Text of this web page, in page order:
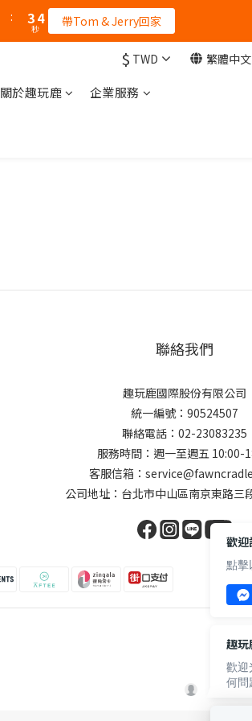
:
3
2
4
3
0
秒 帶Tom & Jerry回家
$ TWD 繁體中文
關於趣玩鹿
企業服務
聯絡我們
趣玩鹿國際股份有限公司
統一編號：90524507
聯絡電話：02-23083235
服務時間：週一至週五 10:00-
客服信箱：
公司地址：台北市中山區南京東路三
歡
點擊
趣
歡迎
何問